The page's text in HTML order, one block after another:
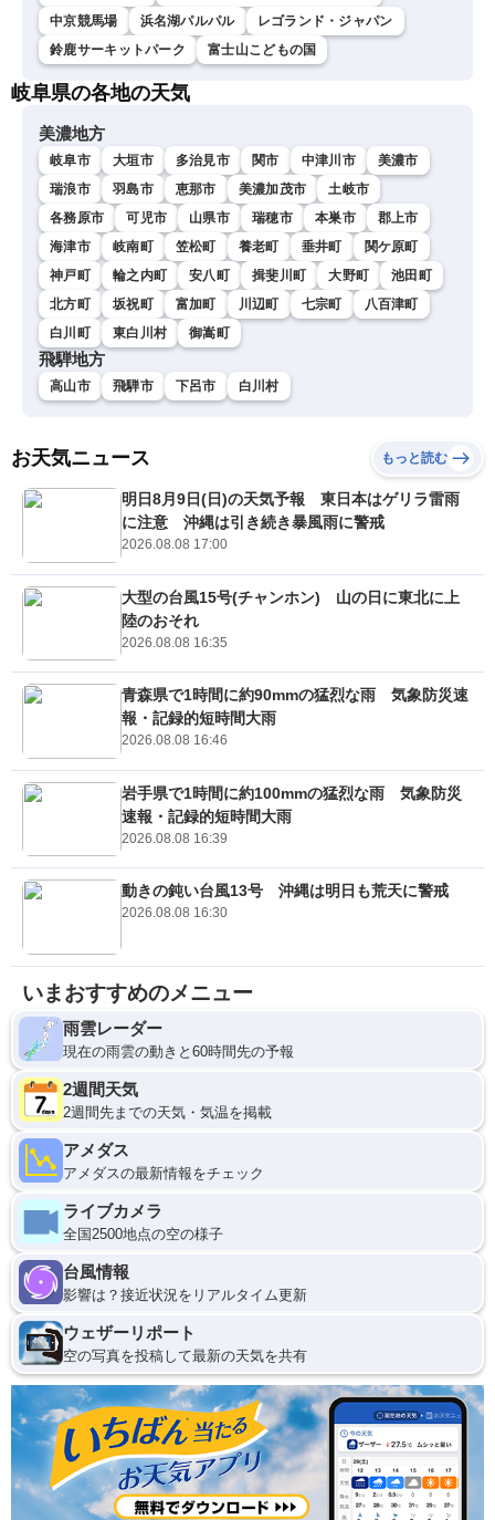
中京競馬場
浜名湖パルパル
レゴランド・ジャパン
鈴鹿サーキットパーク
富士山こどもの国
岐阜県の各地の天気
美濃地方
岐阜市 大垣市 多治見市 関市 中津川市
美濃市
瑞浪市
羽島市 恵那市 美濃加茂市
土岐市
各務原市
可児市 山県市 瑞穂市 本巣市
郡上市
海津市
岐南町 笠松町 養老町 垂井町
関ケ原町
神戸町
輪之内町 安八町 揖斐川町 大野町
池田町
北方町
坂祝町 富加町 川辺町 七宗町
八百津町
白川町
東白川村 御嵩町
飛騨地方
高山市 飛騨市 下呂市 白川村
お天気ニュース もっと読む
明日8月9日(日)の天気予報 東日本はゲリラ雷雨
に注意 沖縄は引き続き暴風雨に警戒
2026.08.08 17:00
大型の台風15号(チャンホン) 山の日に東北に上
陸のおそれ
2026.08.08 16:35
青森県で1時間に約90mmの猛烈な雨 気象防災速
報・記録的短時間大雨
2026.08.08 16:46
岩手県で1時間に約100mmの猛烈な雨 気象防災
速報・記録的短時間大雨
2026.08.08 16:39
動きの鈍い台風13号 沖縄は明日も荒天に警戒
2026.08.08 16:30
いまおすすめのメニュー
雨雲レーダー
現在の雨雲の動きと60時間先の予報
2週間天気
2週間先までの天気・気温を掲載
アメダス
アメダスの最新情報をチェック
ライブカメラ
全国2500地点の空の様子
台風情報
影響は？接近状況をリアルタイム更新
ウェザーリポート
空の写真を投稿して最新の天気を共有